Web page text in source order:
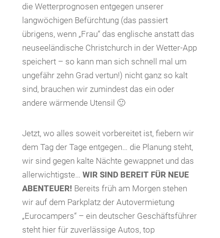
die Wetterprognosen entgegen unserer
langwöchigen Befürchtung (das passiert
übrigens, wenn „Frau“ das englische anstatt das
neuseeländische Christchurch in der Wetter-App
speichert – so kann man sich schnell mal um
ungefähr zehn Grad vertun!) nicht ganz so kalt
sind, brauchen wir zumindest das ein oder
andere wärmende Utensil 🙂
Jetzt, wo alles soweit vorbereitet ist, fiebern wir
dem Tag der Tage entgegen… die Planung steht,
wir sind gegen kalte Nächte gewappnet und das
allerwichtigste… WIR SIND BEREIT FÜR NEUE
ABENTEUER! Bereits früh am Morgen stehen
wir auf dem Parkplatz der Autovermietung
„Eurocampers“ – ein deutscher Geschäftsführer
steht hier für zuverlässige Autos, top